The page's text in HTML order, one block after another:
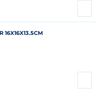
16X16X13.5CM